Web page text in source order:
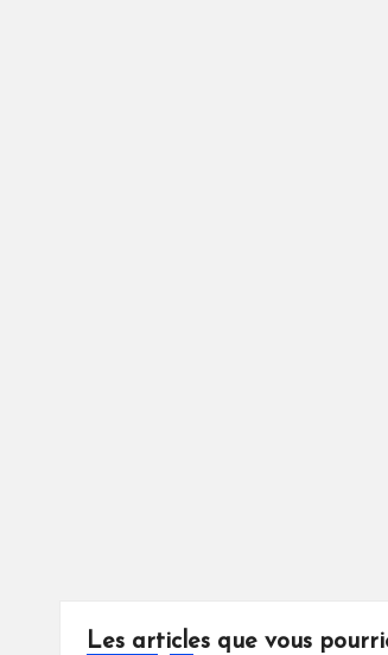
Les articles que vous